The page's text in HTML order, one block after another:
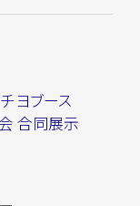
ヨブース
合同展示